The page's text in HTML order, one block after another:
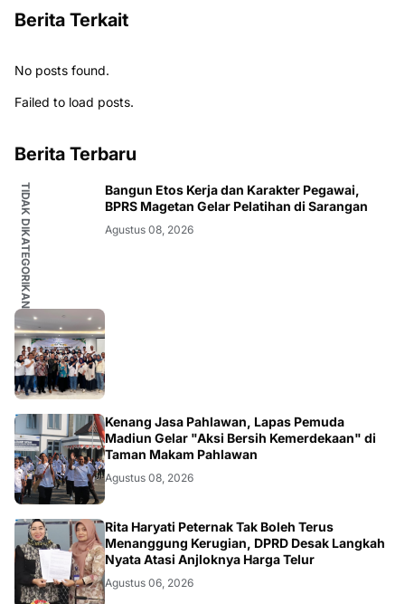
Berita Terkait
No posts found.
Failed to load posts.
Berita Terbaru
TIDAK DIKATEGORIKAN
Bangun Etos Kerja dan Karakter Pegawai,
BPRS Magetan Gelar Pelatihan di Sarangan
Agustus 08, 2026
MADIUN
Kenang Jasa Pahlawan, Lapas Pemuda
Madiun Gelar "Aksi Bersih Kemerdekaan" di
Taman Makam Pahlawan
Agustus 08, 2026
MAGETAN
Rita Haryati Peternak Tak Boleh Terus
Menanggung Kerugian, DPRD Desak Langkah
Nyata Atasi Anjloknya Harga Telur
Agustus 06, 2026